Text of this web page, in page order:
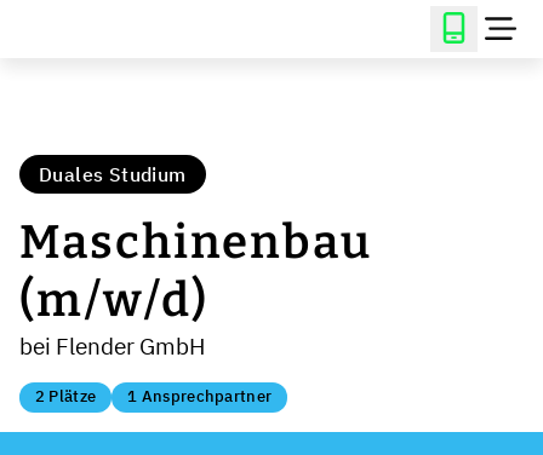
Duales Studium
Maschinenbau
(m/w/d)
bei Flender GmbH
2 Plätze 1 Ansprechpartner